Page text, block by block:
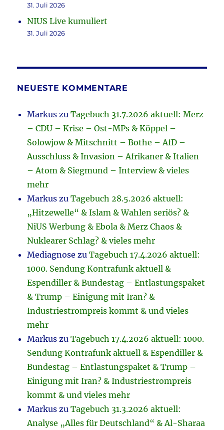
31. Juli 2026
NIUS Live kumuliert
31. Juli 2026
NEUESTE KOMMENTARE
Markus zuTagebuch 31.7.2026 aktuell: Merz
– CDU – Krise – Ost-MPs & Köppel –
Solowjow & Mitschnitt – Bothe – AfD –
Ausschluss & Invasion – Afrikaner & Italien
– Atom & Siegmund – Interview & vieles
mehr
Markus zuTagebuch 28.5.2026 aktuell:
„Hitzewelle“ & Islam & Wahlen seriös? &
NiUS Werbung & Ebola & Merz Chaos &
Nuklearer Schlag? & vieles mehr
Mediagnose zuTagebuch 17.4.2026 aktuell:
1000. Sendung Kontrafunk aktuell &
Espendiller & Bundestag – Entlastungspaket
& Trump – Einigung mit Iran? &
Industriestrompreis kommt & und vieles
mehr
Markus zuTagebuch 17.4.2026 aktuell: 1000.
Sendung Kontrafunk aktuell & Espendiller &
Bundestag – Entlastungspaket & Trump –
Einigung mit Iran? & Industriestrompreis
kommt & und vieles mehr
Markus zuTagebuch 31.3.2026 aktuell:
Analyse „Alles für Deutschland“ & Al-Sharaa